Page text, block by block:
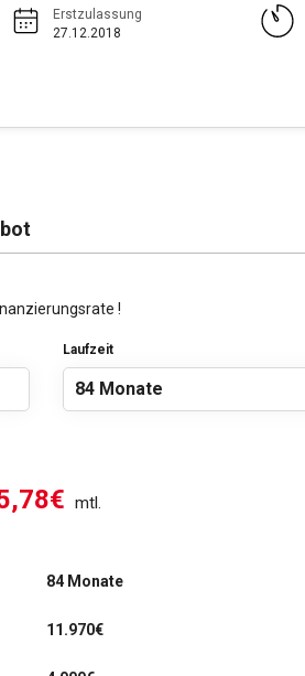
Erstzulassung
27.12.2018
!
Laufzeit
mtl.
84 Monate
11.970€